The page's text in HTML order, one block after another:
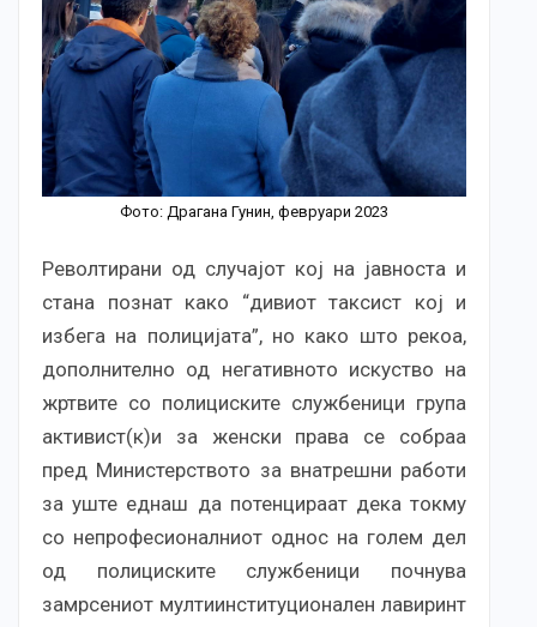
Фото: Драгана Гунин, февруари 2023
Револтирани од случајот кој на јавноста и
стана познат како “дивиот таксист кој и
избега на полицијата”, но како што рекоа,
дополнително од негативното искуство на
жртвите со полициските службеници група
активист(к)и за женски права се собраа
пред Министерството за внатрешни работи
за уште еднаш да потенцираат дека токму
со непрофесионалниот однос на голем дел
од полициските службеници почнува
замрсениот мултиинституционален лавиринт